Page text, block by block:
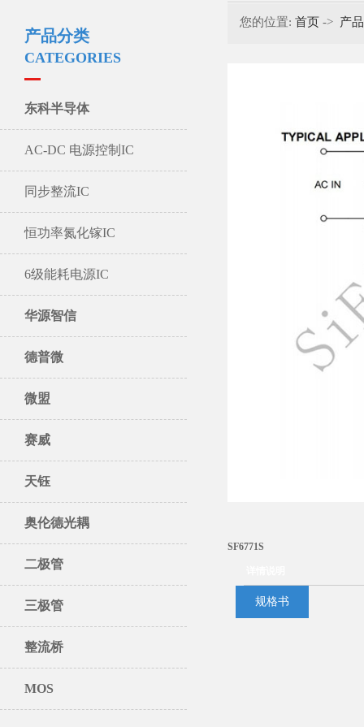
产品分类
CATEGORIES
东科半导体
AC-DC 电源控制IC
同步整流IC
恒功率氮化镓IC
6级能耗电源IC
华源智信
德普微
微盟
赛威
天钰
奥伦德光耦
二极管
三极管
整流桥
MOS
您的位置: 首页 -> 产
SF6771S
规格书